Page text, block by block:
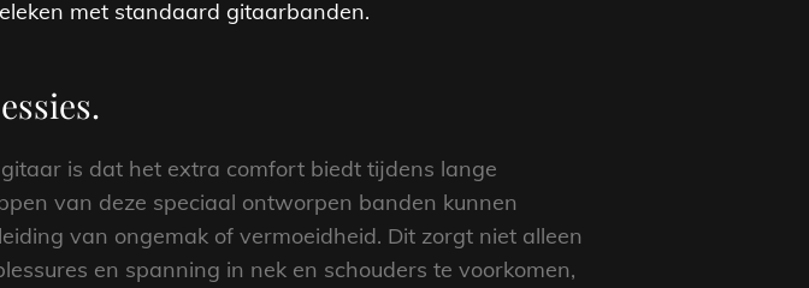
met standaard gitaarbanden.
is dat het extra comfort biedt tijdens lange
van deze speciaal ontworpen banden kunnen
van ongemak of vermoeidheid. Dit zorgt niet alleen
en spanning in nek en schouders te voorkomen,